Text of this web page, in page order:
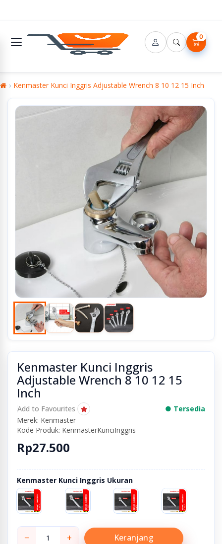
0
Kenmaster Kunci Inggris Adjustable Wrench 8 10 12 15 Inch
Kenmaster Kunci Inggris
Adjustable Wrench 8 10 12 15
Inch
Add to Favourites
● Tersedia
Merek: Kenmaster
Kode Produk: KenmasterKunciInggris
Rp27.500
Kenmaster Kunci Inggris Ukuran
− + Keranjang